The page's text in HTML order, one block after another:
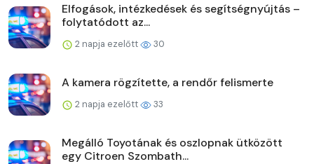
Elfogások, intézkedések és segítségnyújtás –
folytatódott az...
2 napja ezelőtt 30
A kamera rögzítette, a rendőr felismerte
2 napja ezelőtt 33
Megálló Toyotának és oszlopnak ütközött
egy Citroen Szombath...